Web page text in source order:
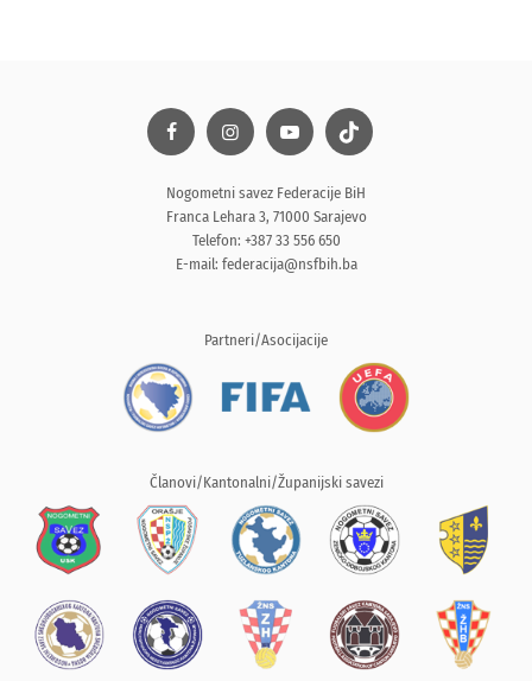
Nogometni savez Federacije BiH
Franca Lehara 3, 71000 Sarajevo
Telefon: +387 33 556 650
E-mail: federacija@nsfbih.ba
Partneri/Asocijacije
Članovi/Kantonalni/Županijski savezi